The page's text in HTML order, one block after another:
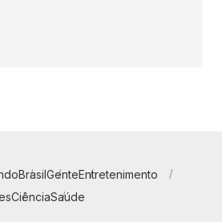
BrasilGenteEntretenimento
CiênciaSaúde